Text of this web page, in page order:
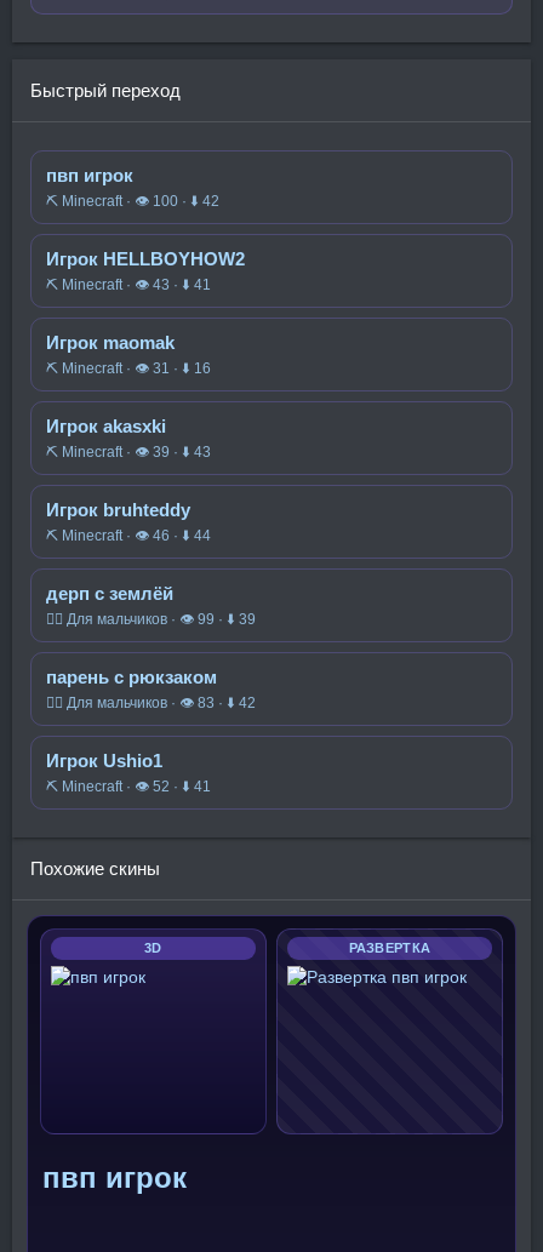
Быстрый переход
пвп игрок
⛏️ Minecraft · 👁 100 · ⬇ 42
Игрок HELLBOYHOW2
⛏️ Minecraft · 👁 43 · ⬇ 41
Игрок maomak
⛏️ Minecraft · 👁 31 · ⬇ 16
Игрок akasxki
⛏️ Minecraft · 👁 39 · ⬇ 43
Игрок bruhteddy
⛏️ Minecraft · 👁 46 · ⬇ 44
дерп с землёй
🧍‍♂️ Для мальчиков · 👁 99 · ⬇ 39
парень с рюкзаком
🧍‍♂️ Для мальчиков · 👁 83 · ⬇ 42
Игрок Ushio1
⛏️ Minecraft · 👁 52 · ⬇ 41
Похожие скины
3D РАЗВЕРТКА
пвп игрок